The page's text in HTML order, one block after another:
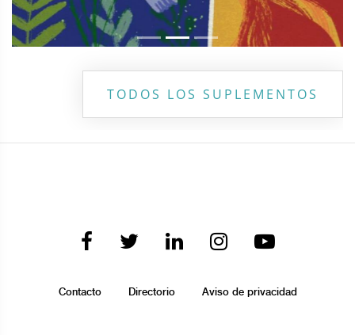
TODOS LOS SUPLEMENTOS
Contacto Directorio Aviso de privacidad